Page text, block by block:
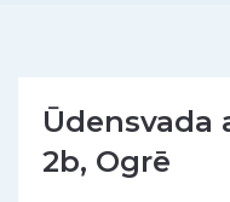
Ūdensvada
2b, Ogrē